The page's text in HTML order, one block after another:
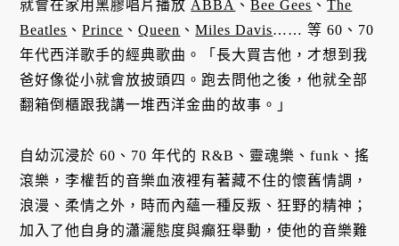
就會在家用黑膠唱片播放 ABBA 、Bee Gees 、The
Beatles 、Prince 、Queen 、Miles Davis…… 等 60、70
年代西洋歌手的經典歌曲。「長大買吉他，才想到我
爸好像從小就會放披頭四。跑去問他之後，他就全部
翻箱倒櫃跟我講一堆西洋金曲的故事。」
自幼沉浸於 60、70 年代的 R&B、靈魂樂、funk、搖
滾樂，李權哲的音樂血液裡有著藏不住的懷舊情調，
浪漫、柔情之外，時而內蘊一種反叛、狂野的精神；
加入了他自身的瀟灑態度與癲狂舉動，使他的音樂難